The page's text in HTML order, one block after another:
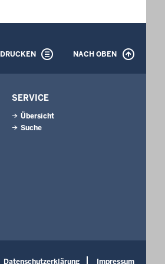
DRUCKEN NACH OBEN
SERVICE
Übersicht
Suche
Datenschutzerklärung Impressum